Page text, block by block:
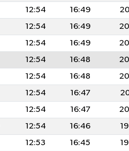
12:54 16:49
12:54 16:49
12:54 16:49
12:54 16:48
12:54 16:48
12:54 16:47
12:54 16:47
12:54 16:46
12:53 16:45